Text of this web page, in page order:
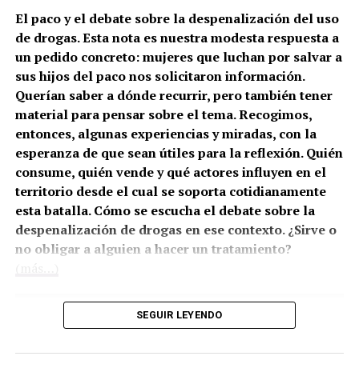
El paco y el debate sobre la despenalización del uso
de drogas. Esta nota es nuestra modesta respuesta a
un pedido concreto: mujeres que luchan por salvar a
sus hijos del paco nos solicitaron información.
Querían saber a dónde recurrir, pero también tener
material para pensar sobre el tema. Recogimos,
entonces, algunas experiencias y miradas, con la
esperanza de que sean útiles para la reflexión. Quién
consume, quién vende y qué actores influyen en el
territorio desde el cual se soporta cotidianamente
esta batalla. Cómo se escucha el debate sobre la
despenalización de drogas en ese contexto. ¿Sirve o
no obligar a alguien a hacer un tratamiento?
SEGUIR LEYENDO